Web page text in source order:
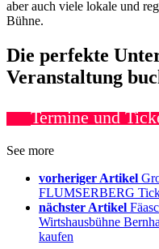
aber auch viele lokale und
Bühne.
Die perfekte
Veranstaltung
Termine und
See more
vorheriger Artikel
FLUMSERBERG
nächster Artikel
Wirtshausbühne
kaufen